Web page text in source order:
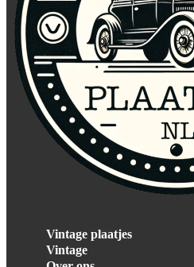
Vintage plaatjes
Vintage